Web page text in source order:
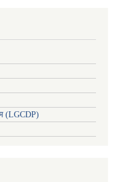
(LGCDP)